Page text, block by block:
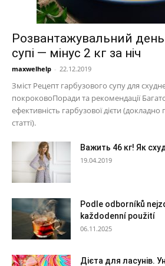
Розвантажувальний день
супі — мінус 2 кг за ніч
maxwelhelp - 22.12.2019
Зміст Рецепт гарбузового супу для
покроковоПоради та рекомендації
ефективність гарбузової дієти (докладно
статті).
Важить 46 кг! Як
19.04.2019
Podle odborníků
každodenní použití
06.11.2025
Дієта для ласунів.